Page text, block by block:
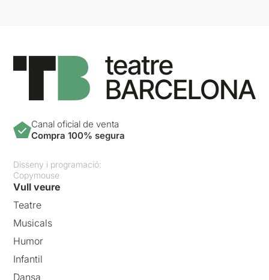
Canal oficial de venta
Compra 100% segura
Disseny i programació:
Copymouse
Vull veure
Teatre
Musicals
Humor
Infantil
Dansa